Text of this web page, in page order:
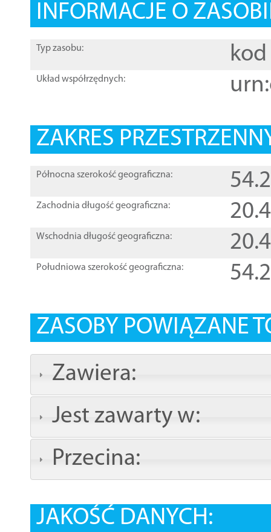
INFORMACJE O
Typ zasobu: kod
Układ współrzędnych:
ZAKRES
Północna szerokość geograficzna:
Zachodnia długość geograficzna:
Wschodnia długość geograficzna:
Południowa szerokość geograficzna:
ZASOBY POWIĄZANE
Zawiera:
Jest zawarty w:
Przecina:
JAKOŚĆ DANYCH: